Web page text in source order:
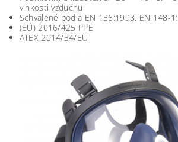
vlhkosti vzduchu
Schválené podľa EN 136:1998, EN 148-
(EÚ) 2016/425 PPE
ATEX 2014/34/EU